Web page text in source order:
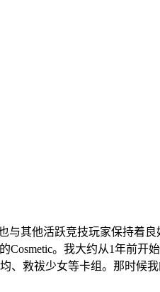
与其他活跃竞技玩家保持着
。我大约从1年前开
、救祓少女等卡组。那时候